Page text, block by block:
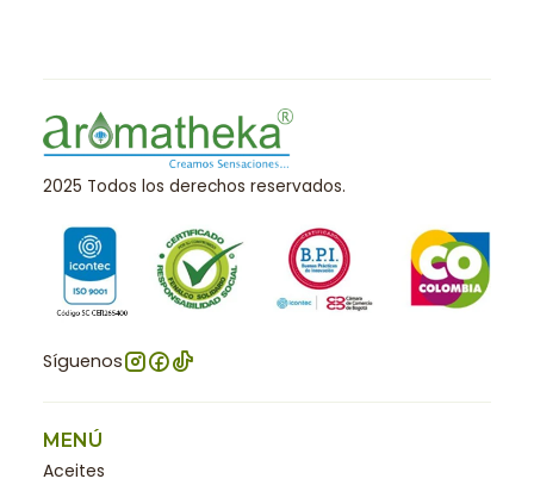
2025 Todos los derechos reservados.
Síguenos
MENÚ
Aceites